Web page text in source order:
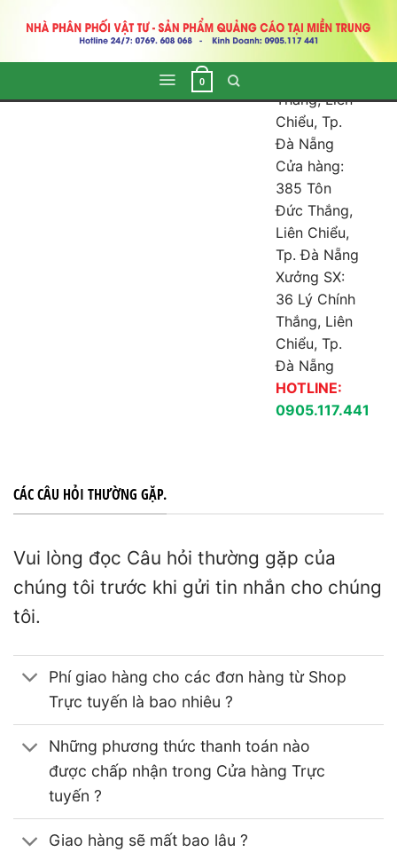
0
PHÚC LỢI VIỆT
Thắng, Liên
Chiểu, Tp.
Đà Nẵng
Cửa hàng:
385 Tôn
Đức Thắng,
Liên Chiểu,
Tp. Đà Nẵng
Xưởng SX:
36 Lý Chính
Thắng, Liên
Chiểu, Tp.
Đà Nẵng
HOTLINE:
0905.117.441
CÁC CÂU HỎI THƯỜNG GẶP.
Vui lòng đọc Câu hỏi thường gặp của
chúng tôi trước khi gửi tin nhắn cho chúng
tôi.
Phí giao hàng cho các đơn hàng từ Shop
Trực tuyến là bao nhiêu ?
Những phương thức thanh toán nào
được chấp nhận trong Cửa hàng Trực
tuyến ?
Giao hàng sẽ mất bao lâu ?